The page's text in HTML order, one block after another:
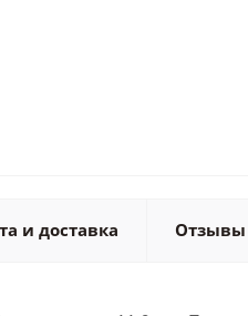
и доставка Отзывы